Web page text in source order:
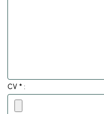
CV * :